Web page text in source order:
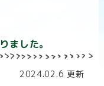
ました。
2024.02.6 更新